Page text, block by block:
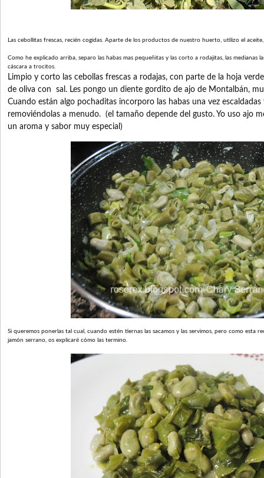
Las cebollitas frescas, recién cogidas. Aparte de los productos de nuestro huerto, utilizo el
Como he explicado arriba, separo las habas mas pequeñitas y las corto a rodajitas, las medianas
cáscara a trocitos.
Limpio y corto las cebollas frescas a rodajas, con parte de la hoja
de oliva con sal. Les pongo un diente gordito de ajo de Montalbán,
Cuando están algo pochaditas incorporo las habas una vez
removiéndolas a menudo. (el tamaño depende del gusto. Yo uso ajo
un aroma y sabor muy especial)
Si queremos ponerlas tal cual, cuando estén tiernas las sacamos y las servimos, pero como esta
jamón serrano, os explicaré cómo las termino.